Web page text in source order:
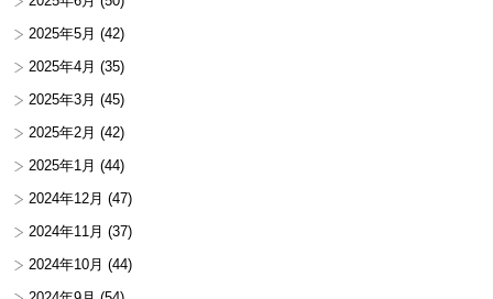
2025年5月 (42)
2025年4月 (35)
2025年3月 (45)
2025年2月 (42)
2025年1月 (44)
2024年12月 (47)
2024年11月 (37)
2024年10月 (44)